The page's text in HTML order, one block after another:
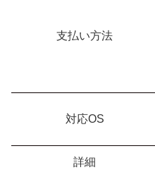
支払い方法
対応OS
詳細